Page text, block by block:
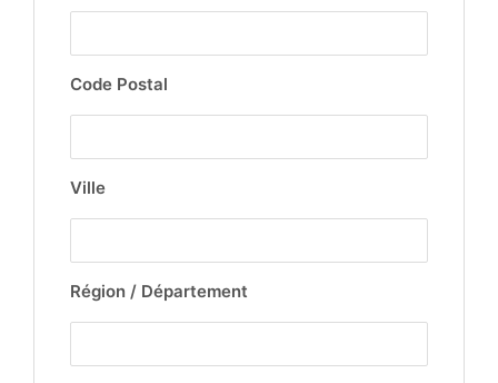
Code Postal
Ville
Région / Département